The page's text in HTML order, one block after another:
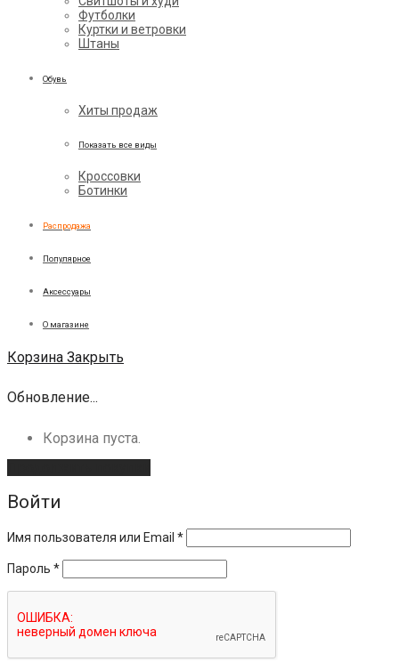
Футболки
Куртки и ветровки
Штаны
Обувь
Хиты продаж
Показать все виды
Кроссовки
Ботинки
Распродажа
Популярное
Аксессуары
О магазине
Корзина Закрыть
Обновление...
Корзина пуста.
Войти
Имя пользователя или Email *
Пароль *